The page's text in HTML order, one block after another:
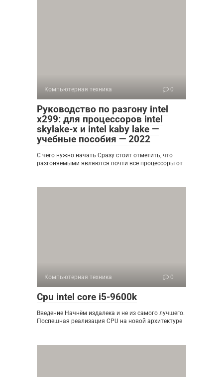
Компьютерная техника 0
Руководство по разгону intel
x299: для процессоров intel
skylake-x и intel kaby lake —
учебные пособия — 2022
С чего нужно начать Сразу стоит отметить, что
разгоняемыми являются почти все процессоры от
Компьютерная техника 0
Cpu intel core i5-9600k
Введение Начнём издалека и не из самого лучшего.
Поспешная реализация CPU на новой архитектуре